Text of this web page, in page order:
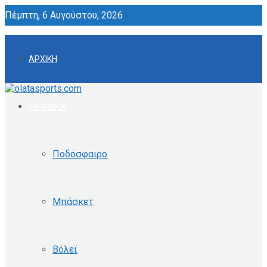
Πέμπτη, 6 Αυγούστου, 2026
ΑΡΧΙΚΗ
Ποδόσφαιρο
Μπάσκετ
Βόλεϊ